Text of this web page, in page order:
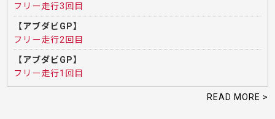
フリー走行3回目
【アブダビGP】
フリー走行2回目
【アブダビGP】
フリー走行1回目
READ MORE >